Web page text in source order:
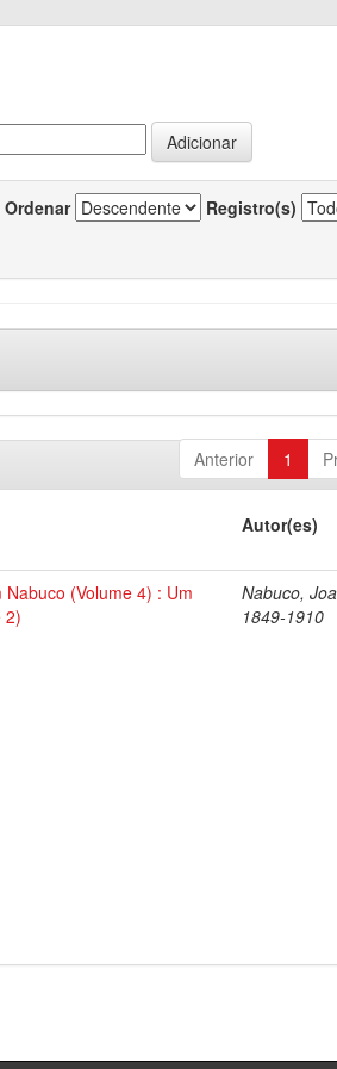
Ordenar Registro(s)
Anterior 1
Autor(es)
(Volume 4) : Um
2)
Nabuco,
1849-1910